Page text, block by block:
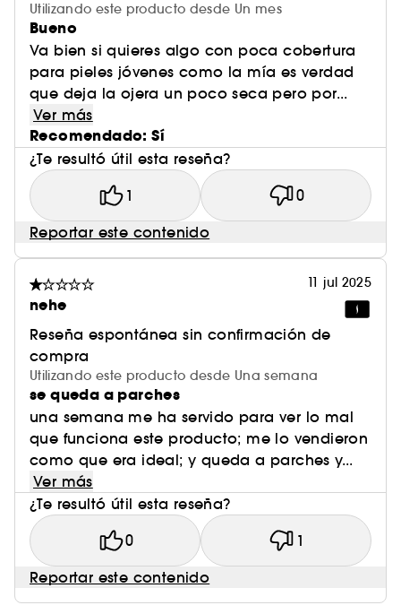
Utilizando este producto desde Un mes
Bueno
Va bien si quieres algo con poca cobertura
para pieles jóvenes como la mía es verdad
que deja la ojera un poco seca pero por...
Ver más
Recomendado: Sí
¿Te resultó útil esta reseña?
1 0
Reportar este contenido
11 jul 2025
nehe
Reseña espontánea sin confirmación de
compra
Utilizando este producto desde Una semana
se queda a parches
una semana me ha servido para ver lo mal
que funciona este producto; me lo vendieron
como que era ideal; y queda a parches y...
Ver más
¿Te resultó útil esta reseña?
0 1
Reportar este contenido